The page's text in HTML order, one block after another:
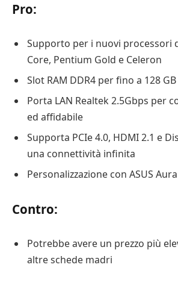
Pro:
Supporto per i nuovi processori
Core, Pentium Gold e Celeron
Slot RAM DDR4 per fino a 128
Porta LAN Realtek 2.5Gbps per
ed affidabile
Supporta PCIe 4.0, HDMI 2.1 e
una connettività infinita
Personalizzazione con ASUS
Contro:
Potrebbe avere un prezzo più
altre schede madri